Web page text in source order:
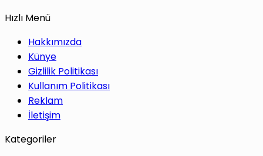
Hızlı Menü
Hakkımızda
Künye
Gizlilik Politikası
Kullanım Politikası
Reklam
İletişim
Kategoriler